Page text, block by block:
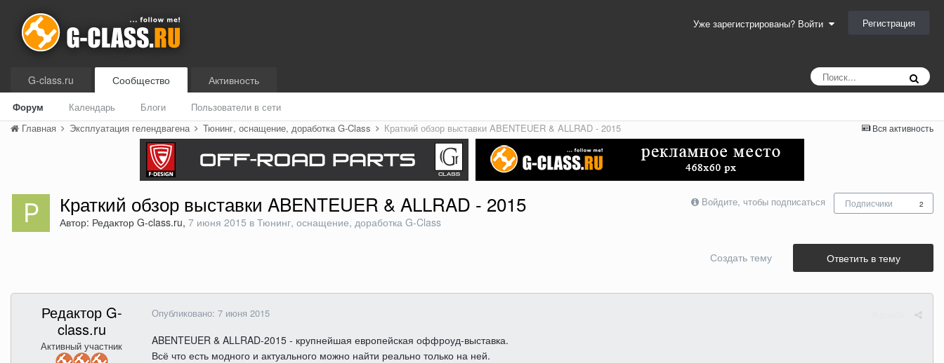
Уже зарегистрированы? Войти Регистрация
G-class.ru Сообщество
Форум Календарь Блоги Пользователи в сети
Активность
Вся активность
Главная Эксплуатация гелендвагена Тюнинг, оснащение, доработка G-Class Краткий обзор выставки ABENTEUER & ALLRAD - 2015
Войдите, чтобы подписаться Подписчики 2
Краткий обзор выставки ABENTEUER & ALLRAD - 2015
Автор: Редактор G-class.ru, 7 июня 2015 в Тюнинг, оснащение, доработка G-Class
Ответить в тему
Создать тему
Редактор G-
class.ru
Активный участник
Опубликовано: 7 июня 2015
ABENTEUER & ALLRAD-2015 - крупнейшая европейская оффроуд-выставка.
Всё что есть модного и актуального можно найти реально только на ней.